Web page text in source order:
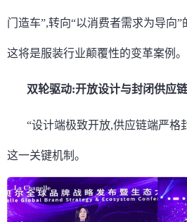
门造车”,转向“以消费者需求为导向
这将是服装行业颠覆性的变革案例。
双轮驱动:开放设计与封闭供应
“设计端极致开放,供应链端严
这一关键机制。